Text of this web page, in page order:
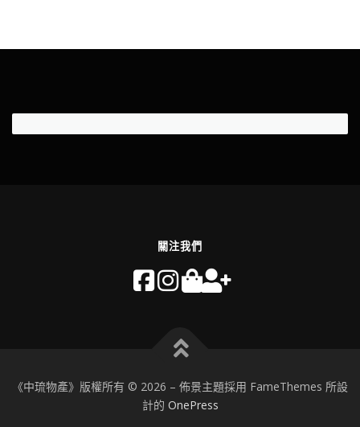
關注我們
《中琉物產》版權所有 © 2026 – 佈景主題採用 FameThemes 所設
計的 OnePress